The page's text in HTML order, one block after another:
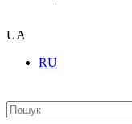
UA
RU